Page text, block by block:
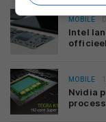
MOBILE
Intel
officieel
MOBILE
Nvidia